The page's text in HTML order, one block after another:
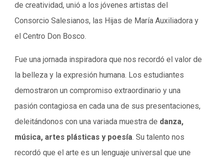
de creatividad, unió a los jóvenes artistas del
Consorcio Salesianos, las Hijas de María Auxiliadora y
el Centro Don Bosco.
Fue una jornada inspiradora que nos recordó el valor de
la belleza y la expresión humana. Los estudiantes
demostraron un compromiso extraordinario y una
pasión contagiosa en cada una de sus presentaciones,
deleitándonos con una variada muestra de danza,
música, artes plásticas y poesía. Su talento nos
recordó que el arte es un lenguaje universal que une